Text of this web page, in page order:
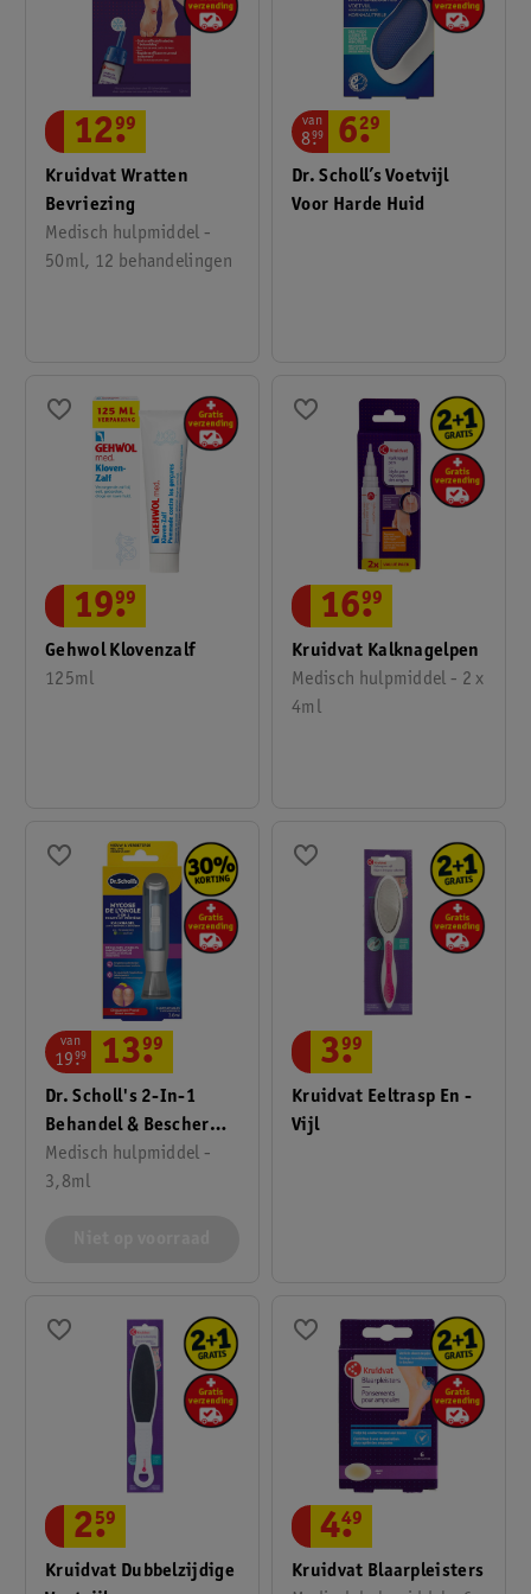
Bel dan onze klantenservice en vraag naar één van onze
gediplomeerde (assistent-)drogisten op telefoonnummer 0318
Kruidvat Wratten
Bevriezing
Medisch hulpmiddel -
50ml, 12 behandelingen
12.
99
Dr. Scholl’s Voetvijl
Voor Harde Huid
van
8.
99 6.
29
Gehwol Klovenzalf
125ml
19.
99
Kruidvat Kalknagelpen
Medisch hulpmiddel - 2 x
4ml
16.
99
Dr. Scholl's 2-In-1
Behandel & Bescherm
Kalknagel
Medisch hulpmiddel -
3,8ml
van
19.
99 13.
99
Kruidvat Eeltrasp En -
Vijl
3.
99
Kruidvat Dubbelzijdige
2.
59
Kruidvat Blaarpleisters
4.
49